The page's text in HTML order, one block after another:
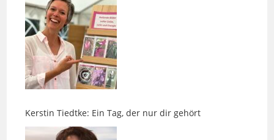
Kerstin Tiedtke: Ein Tag, der nur dir gehört